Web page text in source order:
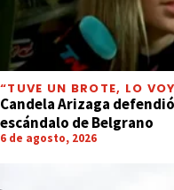
“TUVE UN BROTE, LO
Candela Arizaga
escándalo de Belgrano
6 de agosto, 2026